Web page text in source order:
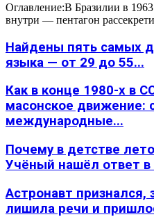
Оглавление:В Бразилии в
внутри — пентагон
Найдены пять самых
языка — от 29 до 55...
Как в конце 1980-х в
масонское движение:
международные...
Почему в детстве
Учёный нашёл ответ в
Астронавт признался,
лишила речи и